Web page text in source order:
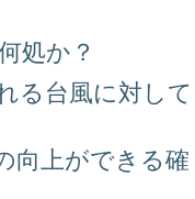
処か？
る台風に対して
向上ができる確